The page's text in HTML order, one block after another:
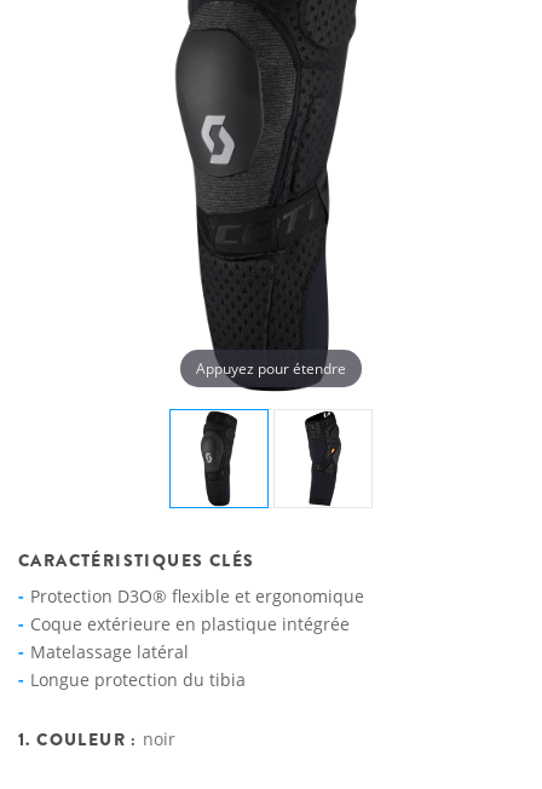
Appuyez pour étendre
CARACTÉRISTIQUES CLÉS
Protection D3O® flexible et ergonomique
Coque extérieure en plastique intégrée
Matelassage latéral
Longue protection du tibia
1. COULEUR : noir